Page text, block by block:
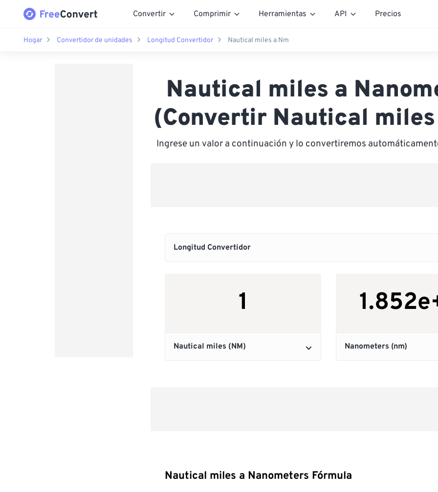
Convertir Comprimir Herramientas API Precios
Hogar Convertidor de unidades Longitud Convertidor Nautical miles a Nm
Nautical miles a
(Convertir Nautical miles
Ingrese un valor a continuación y lo convertiremos
Nautical miles a Nanometers Fórmula